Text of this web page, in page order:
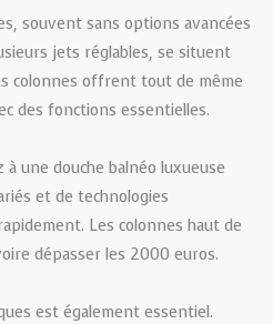
souvent sans options avancées
jets réglables, se situent
colonnes offrent tout de même
des fonctions essentielles.
une douche balnéo luxueuse
et de technologies
Les colonnes haut de
dépasser les 2000 euros.
est également essentiel.